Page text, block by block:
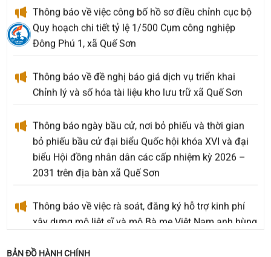
Thông báo về việc công bố hồ sơ điều chỉnh cục bộ
Quy hoạch chi tiết tỷ lệ 1/500 Cụm công nghiệp
Đông Phú 1, xã Quế Sơn
Thông báo về đề nghị báo giá dịch vụ triển khai
Chỉnh lý và số hóa tài liệu kho lưu trữ xã Quế Sơn
Thông báo ngày bầu cử, nơi bỏ phiếu và thời gian
bỏ phiếu bầu cử đại biểu Quốc hội khóa XVI và đại
biểu Hội đồng nhân dân các cấp nhiệm kỳ 2026 –
2031 trên địa bàn xã Quế Sơn
Thông báo về việc rà soát, đăng ký hỗ trợ kinh phí
xây dựng mộ liệt sĩ và mộ Bà mẹ Việt Nam anh hùng
chưa được phê duyệt hỗ trợ kinh phí
BẢN ĐỒ HÀNH CHÍNH